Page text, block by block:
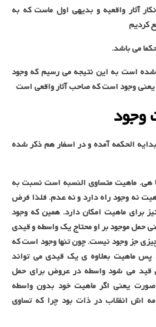
آثار واقعیه و بدیهی اول ماست که به
کردیم
می باشد.
شده است به این نتیجه می رسیم که وجود
وجود است که صاحب آثار واقعی است
وجود
الحکمه آمده و در اسفار هم ذکر شده
ماهیت متساوی النسبه است نسبت به
نه وجود راه دارد و نه عدم. فلذا فرض
برای ماهیت امکان دارد. همین که وجود
حمل موجود بر او محتاج یک واسطه و قیدی
جز وجود نیست. چون تنها وجود است که
پس ماهیت بعلاوه ی یک قیدی می تواند
قید می شود واسطه در عروض برای حمل
صورت یعنی اگر ماهیت خود بدون واسطه
اش انقلاب در ذات بود چرا که تساوی